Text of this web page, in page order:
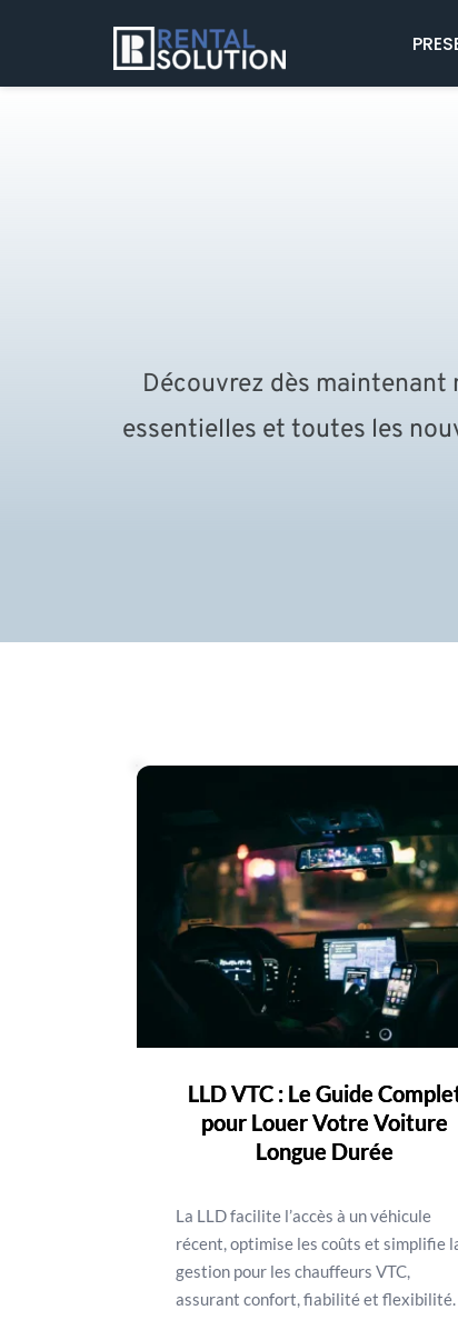
Découvrez dès
essentielles et toutes les
LLD VTC : Le Guide
pour Louer Votre Voiture
Longue Durée
La LLD facilite l’accès à un véhicule
récent, optimise les coûts et simplifie
gestion pour les chauffeurs VTC,
assurant confort, fiabilité et flexibilité.